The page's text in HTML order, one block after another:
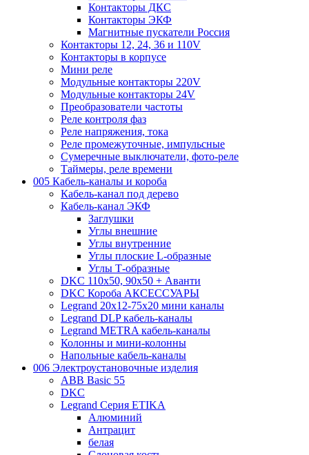
Контакторы ДКС
Контакторы ЭКФ
Магнитные пускатели Россия
Контакторы 12, 24, 36 и 110V
Контакторы в корпусе
Мини реле
Модульные контакторы 220V
Модульные контакторы 24V
Преобразователи частоты
Реле контроля фаз
Реле напряжения, тока
Реле промежуточные, импульсные
Сумеречные выключатели, фото-реле
Таймеры, реле времени
005 Кабель-каналы и короба
Кабель-канал под дерево
Кабель-канал ЭКФ
Заглушки
Углы внешние
Углы внутренние
Углы плоские L-образные
Углы Т-образные
DKC 110х50, 90х50 + Аванти
DKC Короба АКСЕССУАРЫ
Legrand 20х12-75х20 мини каналы
Legrand DLP кабель-каналы
Legrand METRA кабель-каналы
Колонны и мини-колонны
Напольные кабель-каналы
006 Электроустановочные изделия
ABB Basic 55
DKC
Legrand Серия ETIKA
Алюминий
Антрацит
белая